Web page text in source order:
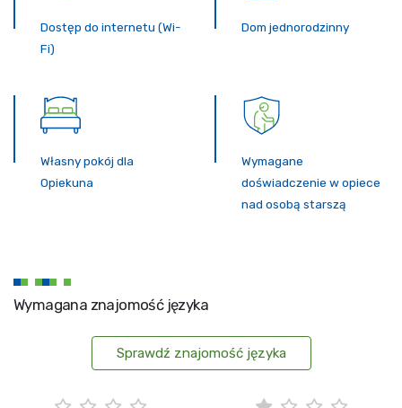
Dostęp do internetu (Wi-
Fi)
Dom jednorodzinny
Własny pokój dla
Opiekuna
Wymagane
doświadczenie w opiece
nad osobą starszą
Wymagana znajomość języka
Sprawdź znajomość języka